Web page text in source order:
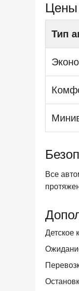
Тип
Все
Детское